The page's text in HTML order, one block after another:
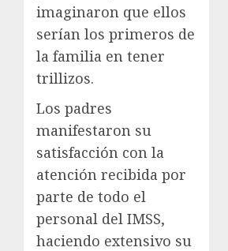
imaginaron que ellos
serían los primeros de
la familia en tener
trillizos.
Los padres
manifestaron su
satisfacción con la
atención recibida por
parte de todo el
personal del IMSS,
haciendo extensivo su